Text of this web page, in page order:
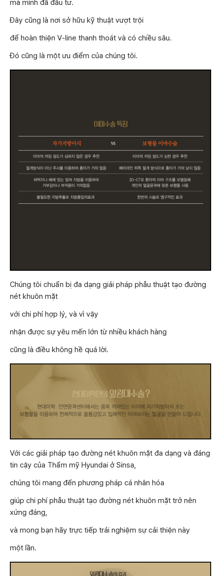
mà mình đã đầu tư.
Đây cũng là nơi sở hữu kỹ thuật vượt trội
để hoàn thiện V-line thanh thoát và có chiều sâu.
Đó cũng là một ưu điểm của chúng tôi.
Chúng tôi chuẩn bị đa dạng giải pháp phẫu thuật tạo đường
nét khuôn mặt
với chi phí hợp lý, và vì vậy
nhận được sự yêu mến lớn từ nhiều khách hàng
cũng là điều không hề quá lời.
Với các giải pháp tạo đường nét khuôn mặt đa dạng và đáng
tin cậy của Thẩm mỹ Hyundai ở Sinsa,
chúng tôi mang đến phương pháp cá nhân hóa
giúp chi phí phẫu thuật tạo đường nét khuôn mặt trở nên
xứng đáng,
và mong bạn hãy trực tiếp trải nghiệm sự cải thiện này
một lần.